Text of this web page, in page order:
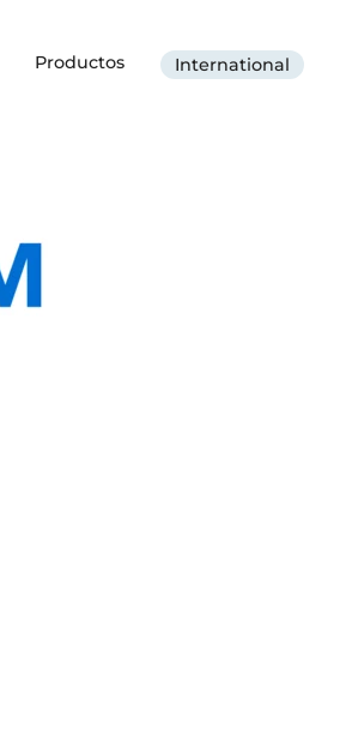
Productos International